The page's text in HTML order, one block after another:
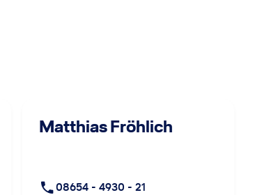
Matthias Fröhlich
08654 - 4930 - 21